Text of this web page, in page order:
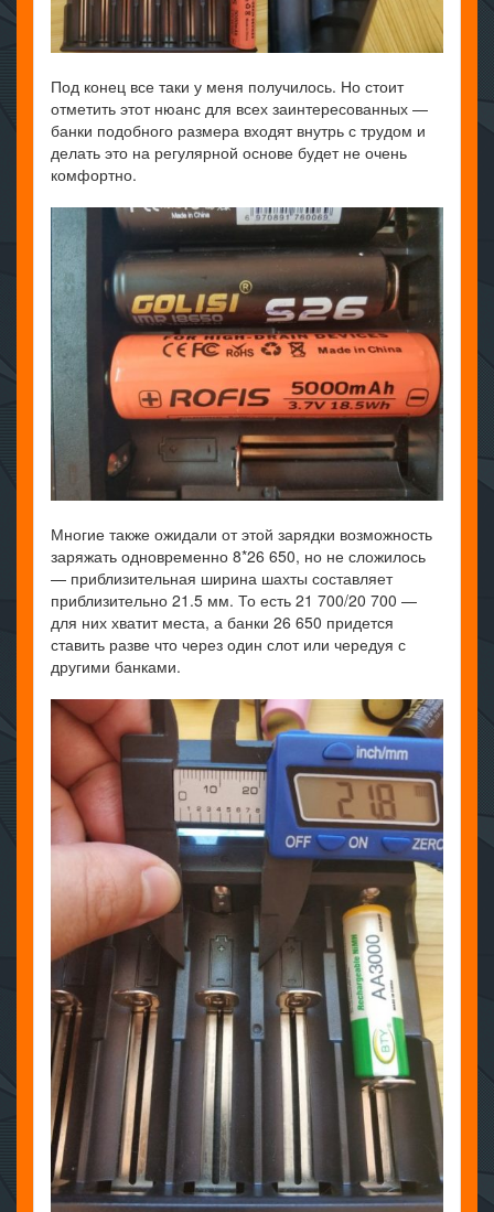
Под конец все таки у меня получилось. Но стоит
отметить этот нюанс для всех заинтересованных —
банки подобного размера входят внутрь с трудом и
делать это на регулярной основе будет не очень
комфортно.
Многие также ожидали от этой зарядки возможность
заряжать одновременно 8*26 650, но не сложилось
— приблизительная ширина шахты составляет
приблизительно 21.5 мм. То есть 21 700/20 700 —
для них хватит места, а банки 26 650 придется
ставить разве что через один слот или чередуя с
другими банками.